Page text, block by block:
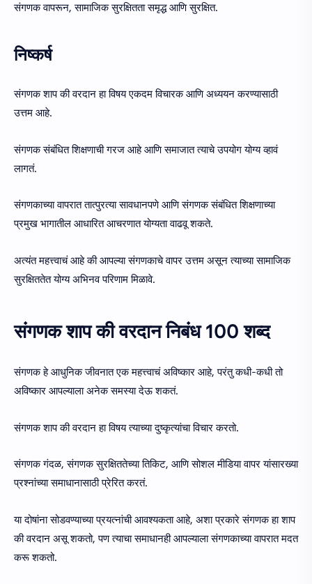
संगणक वापरून, सामाजिक सुरक्षितता समृद्ध आणि सुरक्षित.
निष्कर्ष
संगणक शाप की वरदान हा विषय एकदम विचारक आणि अध्ययन करण्यासाठी
उत्तम आहे.
संगणक संबंधित शिक्षणाची गरज आहे आणि समाजात त्याचे उपयोग योग्य व्हावं
लागतं.
संगणकाच्या वापरात तात्पुरत्या सावधानपणे आणि संगणक संबंधित शिक्षणाच्या
प्रमुख भागातील आधारित आचरणात योग्यता वाढवू शकते.
अत्यंत महत्त्वाचं आहे की आपल्या संगणकाचे वापर उत्तम असून त्याच्या सामाजिक
सुरक्षिततेत योग्य अभिनव परिणाम मिळावे.
संगणक शाप की वरदान निबंध 100 शब्द
संगणक हे आधुनिक जीवनात एक महत्त्वाचं अविष्कार आहे, परंतु कधी-कधी तो
अविष्कार आपल्याला अनेक समस्या देऊ शकतं.
संगणक शाप की वरदान हा विषय त्याच्या दुष्कृत्यांचा विचार करतो.
संगणक गंदळ, संगणक सुरक्षिततेच्या तिकिट, आणि सोशल मीडिया वापर यांसारख्या
प्रश्नांच्या समाधानासाठी प्रेरित करतं.
या दोषांना सोडवण्याच्या प्रयत्नांची आवश्यकता आहे, अशा प्रकारे संगणक हा शाप
की वरदान असू शकतो, पण त्याचा समाधानही आपल्याला संगणकाच्या वापरात मदत
करू शकतो.